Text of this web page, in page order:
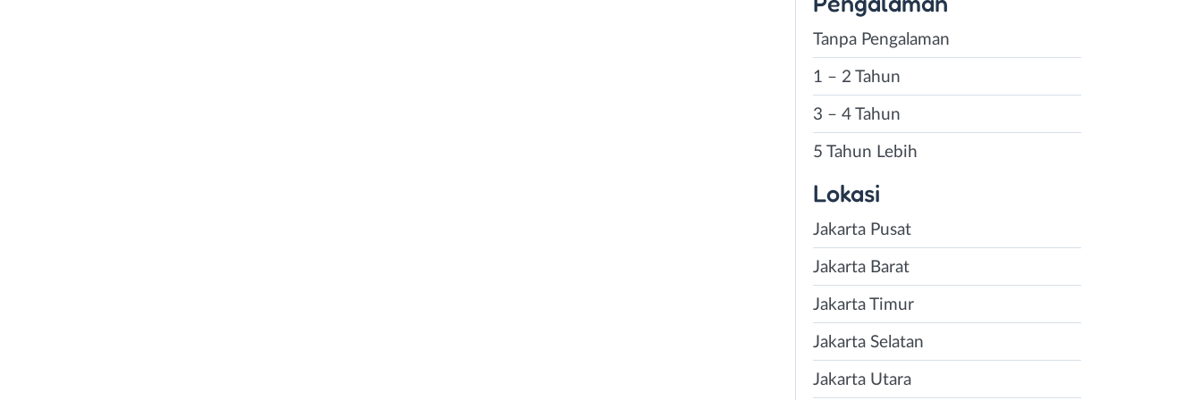
Tanpa Pengalaman
1 – 2 Tahun
3 – 4 Tahun
5 Tahun Lebih
Lokasi
Jakarta Pusat
Jakarta Barat
Jakarta Timur
Jakarta Selatan
Jakarta Utara